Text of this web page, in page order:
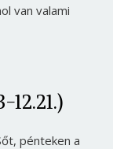
van valami
12.21.)
pénteken a